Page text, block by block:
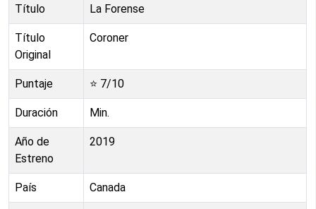
Título La Forense
Título
Original
Coroner
Puntaje ⭐ 7/10
Duración Min.
Año de
Estreno
2019
País Canada